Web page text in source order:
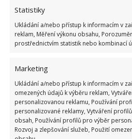
Statistiky
Ukládání a/nebo přístup k informacím v
reklam, Měření výkonu obsahu,
prostřednictvím statistik nebo kombinací
Marketing
Ukládání a/nebo přístup k informacím v
omezených údajů k výběru reklam,
personalizovanou reklamu, Používání
personalizované reklamy, Vytváření
obsah, Používání profilů pro výběr
Rozvoj a zlepšování služeb, Použití
hluboké mísy a nechat pomalu
však tlačí čas,
přilejte k ní
každou hodinu vyměňujte.
byste měli zkonzumovat
doporučovali, jak
nejvíce pochutnali, nebo jak z
nepříjemný zápach rybiny.